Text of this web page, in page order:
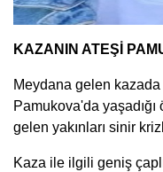
KAZANIN ATEŞİ
Meydana gelen kazada
Pamukova'da
gelen yakınları sinir
Kaza ile ilgili geniş